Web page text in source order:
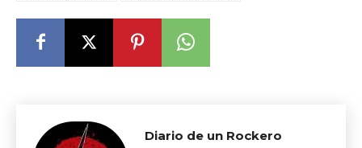
Diario de un Rockero